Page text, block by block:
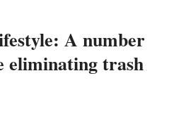
A number
eliminating trash